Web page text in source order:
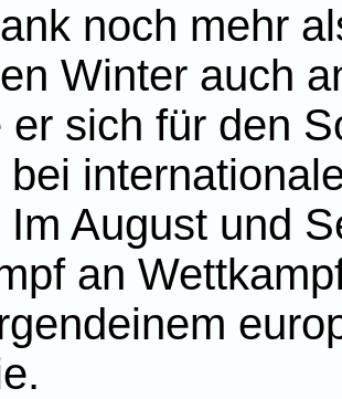
noch mehr
Winter auch
er sich für den
bei
Im August und
an